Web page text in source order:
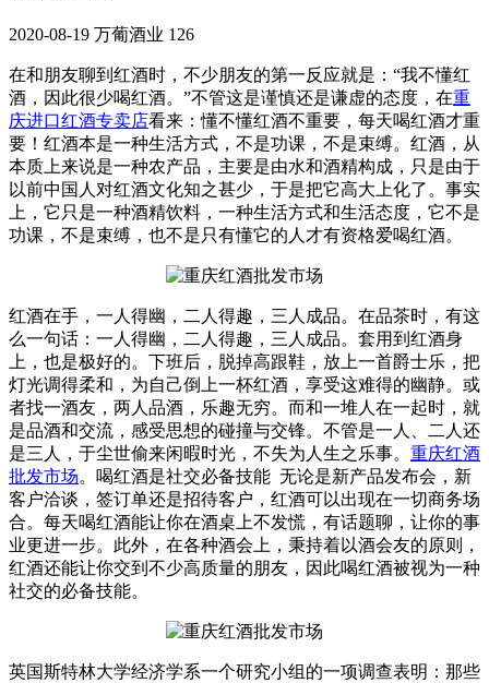
2020-08-19 万葡酒业 126
在和朋友聊到红酒时，不少朋友的第一反应就是：“我不懂红
酒，因此很少喝红酒。”不管这是谨慎还是谦虚的态度，在重
庆进口红酒专卖店看来：懂不懂红酒不重要，每天喝红酒才重
要！红酒本是一种生活方式，不是功课，不是束缚。红酒，从
本质上来说是一种农产品，主要是由水和酒精构成，只是由于
以前中国人对红酒文化知之甚少，于是把它高大上化了。事实
上，它只是一种酒精饮料，一种生活方式和生活态度，它不是
功课，不是束缚，也不是只有懂它的人才有资格爱喝红酒。
红酒在手，一人得幽，二人得趣，三人成品。在品茶时，有这
么一句话：一人得幽，二人得趣，三人成品。套用到红酒身
上，也是极好的。下班后，脱掉高跟鞋，放上一首爵士乐，把
灯光调得柔和，为自己倒上一杯红酒，享受这难得的幽静。或
者找一酒友，两人品酒，乐趣无穷。而和一堆人在一起时，就
是品酒和交流，感受思想的碰撞与交锋。不管是一人、二人还
是三人，于尘世偷来闲暇时光，不失为人生之乐事。 重庆红酒
批发市场。喝红酒是社交必备技能 无论是新产品发布会，新
客户洽谈，签订单还是招待客户，红酒可以出现在一切商务场
合。每天喝红酒能让你在酒桌上不发慌，有话题聊，让你的事
业更进一步。此外，在各种酒会上，秉持着以酒会友的原则，
红酒还能让你交到不少高质量的朋友，因此喝红酒被视为一种
社交的必备技能。
英国斯特林大学经济学系一个研究小组的一项调查表明：那些